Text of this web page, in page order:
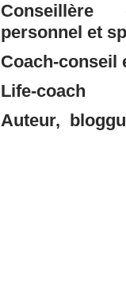
Conseillère
personnel et
Coach-conseil
Life-coach
Auteur,